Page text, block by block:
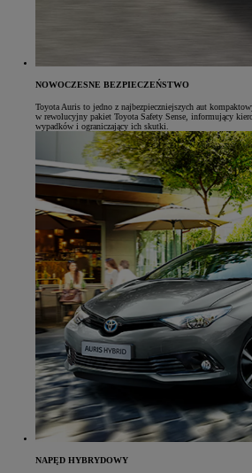
NOWOCZESNE BEZPIECZEŃSTWO
Toyota Auris to jedno z najbezpieczniejszych aut
w rewolucyjny pakiet Toyota Safety Sense, informujący
wypadków i ograniczający ich skutki.
NAPĘD HYBRYDOWY